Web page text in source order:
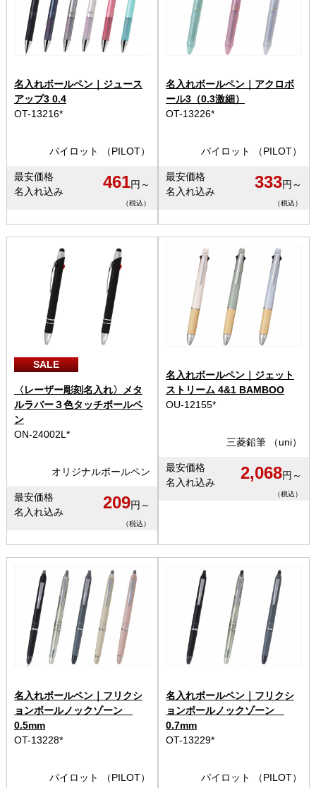
名入れボールペン｜ジュース
アップ3 0.4
OT-13216*
パイロット （PILOT）
最安価格
名入れ込み
461円～
（税込）
名入れボールペン｜アクロボ
ール3（0.3激細）
OT-13226*
パイロット （PILOT）
最安価格
名入れ込み
333円～
（税込）
SALE
〈レーザー彫刻名入れ〉メタ
ルラバー３色タッチボールペ
ン
ON-24002L*
オリジナルボールペン
最安価格
名入れ込み
209円～
（税込）
名入れボールペン｜ジェット
ストリーム 4&1 BAMBOO
OU-12155*
三菱鉛筆 （uni）
最安価格
名入れ込み
2,068円～
（税込）
名入れボールペン｜フリクシ
ョンボールノックゾーン
0.5mm
OT-13228*
パイロット （PILOT）
名入れボールペン｜フリクシ
ョンボールノックゾーン
0.7mm
OT-13229*
パイロット （PILOT）